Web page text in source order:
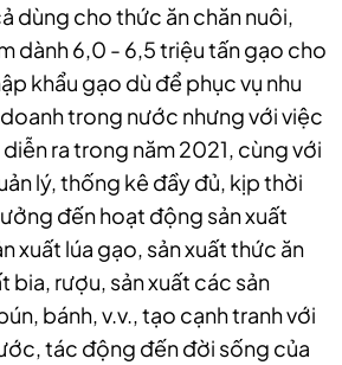
dùng cho thức ăn chăn nuôi,
dành 6,0 - 6,5 triệu tấn gạo cho
khẩu gạo dù để phục vụ nhu
trong nước nhưng với việc
ra trong năm 2021, cùng với
lý, thống kê đầy đủ, kịp thời
đến hoạt động sản xuất
xuất lúa gạo, sản xuất thức ăn
bia, rượu, sản xuất các sản
bánh, v.v., tạo cạnh tranh với
tác động đến đời sống của